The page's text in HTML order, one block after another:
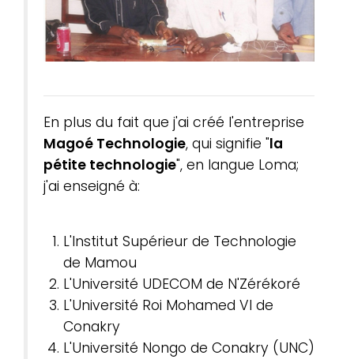
En plus du fait que j'ai créé l'entreprise
Magoé Technologie, qui signifie "la
pétite technologie", en langue Loma;
j'ai enseigné à:
L'Institut Supérieur de Technologie
de Mamou
L'Université UDECOM de N'Zérékoré
L'Université Roi Mohamed VI de
Conakry
L'Université Nongo de Conakry (UNC)